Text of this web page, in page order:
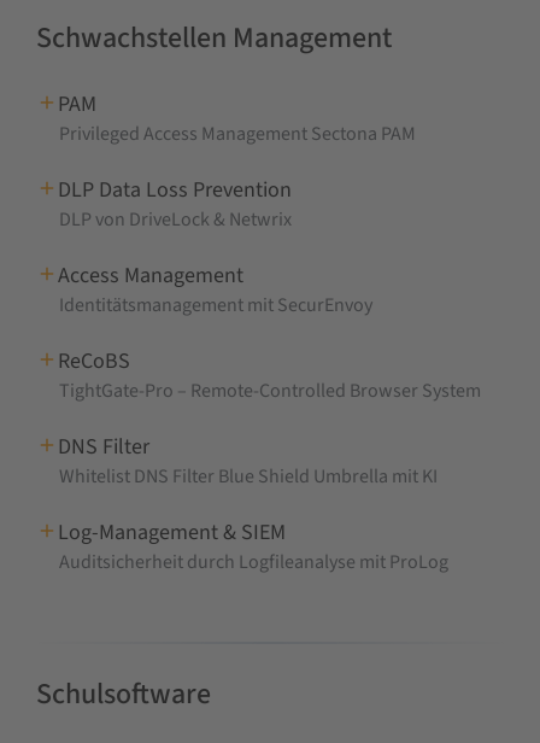
Schwachstellen Management
PAM
Privileged Access Management Sectona PAM
DLP Data Loss Prevention
DLP von DriveLock & Netwrix
Access Management
Identitätsmanagement mit SecurEnvoy
ReCoBS
TightGate-Pro – Remote-Controlled Browser System
DNS Filter
Whitelist DNS Filter Blue Shield Umbrella mit KI
Log-Management & SIEM
Auditsicherheit durch Logfileanalyse mit ProLog
Schulsoftware